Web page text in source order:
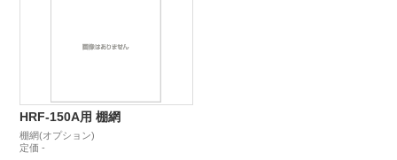
HRF-150A用 棚網
棚網(オプション)
定価 -